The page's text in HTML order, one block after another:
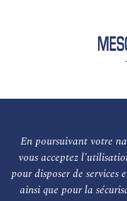
En poursuivant votre
vous acceptez
pour disposer de services
ainsi que pour la
Le conseil